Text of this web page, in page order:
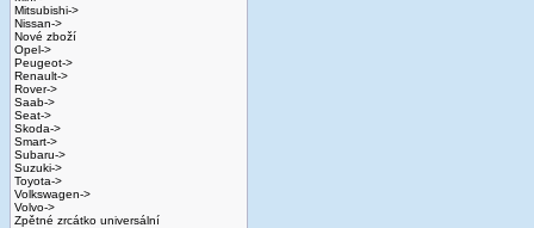
Mitsubishi->
Nissan->
Nové zboží
Opel->
Peugeot->
Renault->
Rover->
Saab->
Seat->
Skoda->
Smart->
Subaru->
Suzuki->
Toyota->
Volkswagen->
Volvo->
Zpětné zrcátko universální